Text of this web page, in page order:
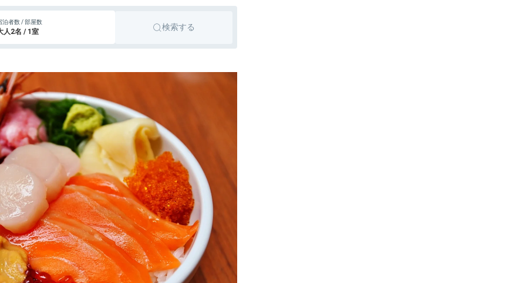
泊者数 / 部屋数
人2名 / 1室 検索する